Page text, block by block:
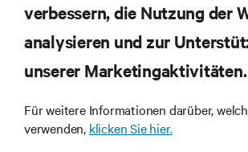
RESSOURCEN
SUPPORT
UNTERNEHMEN
verbessern, die Nutzung der
analysieren und zur
unserer Marketingaktivitäten.
Für weitere Informationen darüber,
verwenden, klicken Sie hier.